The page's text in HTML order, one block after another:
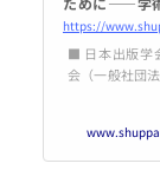
する」江草貞
日開催） | 日
■ 日本出版学
会（一般社団
「学術出版を
でも立ち止ま